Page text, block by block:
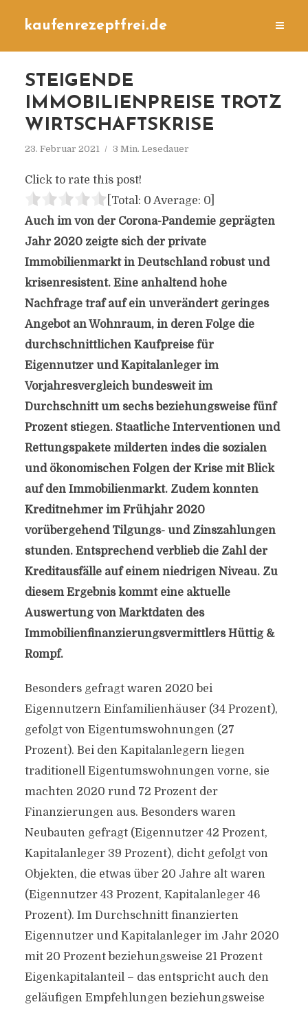
kaufenrezeptfrei.de
STEIGENDE
IMMOBILIENPREISE TROTZ
WIRTSCHAFTSKRISE
23. Februar 2021 3 Min. Lesedauer
Click to rate this post!
[Total: 0 Average: 0]
Auch im von der Corona-Pandemie geprägten
Jahr 2020 zeigte sich der private
Immobilienmarkt in Deutschland robust und
krisenresistent. Eine anhaltend hohe
Nachfrage traf auf ein unverändert geringes
Angebot an Wohnraum, in deren Folge die
durchschnittlichen Kaufpreise für
Eigennutzer und Kapitalanleger im
Vorjahresvergleich bundesweit im
Durchschnitt um sechs beziehungsweise fünf
Prozent stiegen. Staatliche Interventionen und
Rettungspakete milderten indes die sozialen
und ökonomischen Folgen der Krise mit Blick
auf den Immobilienmarkt. Zudem konnten
Kreditnehmer im Frühjahr 2020
vorübergehend Tilgungs- und Zinszahlungen
stunden. Entsprechend verblieb die Zahl der
Kreditausfälle auf einem niedrigen Niveau. Zu
diesem Ergebnis kommt eine aktuelle
Auswertung von Marktdaten des
Immobilienfinanzierungsvermittlers Hüttig &
Rompf.
Besonders gefragt waren 2020 bei
Eigennutzern Einfamilienhäuser (34 Prozent),
gefolgt von Eigentumswohnungen (27
Prozent). Bei den Kapitalanlegern liegen
traditionell Eigentumswohnungen vorne, sie
machten 2020 rund 72 Prozent der
Finanzierungen aus. Besonders waren
Neubauten gefragt (Eigennutzer 42 Prozent,
Kapitalanleger 39 Prozent), dicht gefolgt von
Objekten, die etwas über 20 Jahre alt waren
(Eigennutzer 43 Prozent, Kapitalanleger 46
Prozent). Im Durchschnitt finanzierten
Eigennutzer und Kapitalanleger im Jahr 2020
mit 20 Prozent beziehungsweise 21 Prozent
Eigenkapitalanteil – das entspricht auch den
geläufigen Empfehlungen beziehungsweise